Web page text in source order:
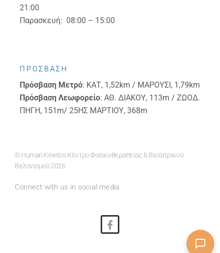
21:00
Παρασκευή: 08:00 – 15:00
ΠΡΟΣΒΑΣΗ
Πρόσβαση Μετρό: ΚΑΤ, 1,52km / ΜΑΡΟΥΣΙ, 1,79km
Πρόσβαση Λεωφορείο: ΑΘ. ΔΙΑΚΟΥ, 113m / ΖΩΟΔ.
ΠΗΓΗ, 151m/ 25ΗΣ ΜΑΡΤΙΟΥ, 368m
© Human Kinetics Κέντρο Φυσικοθεραπείας & Βιοϊατρικού
Βελονισμού 2026
Connect with us in social media